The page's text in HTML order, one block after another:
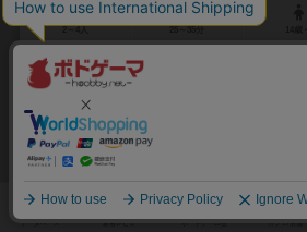
13
興味あり
通販の取り扱いがあり